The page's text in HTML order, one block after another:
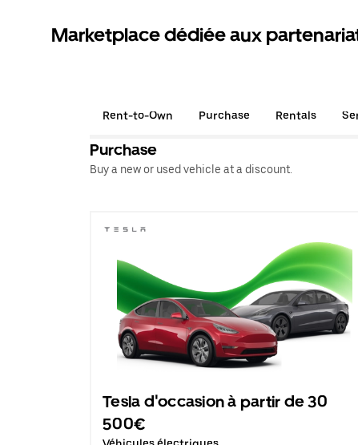
Marketplace dédiée aux
Rent-to-Own Purchase Rentals
Purchase
Buy a new or used vehicle at a discount.
Tesla d'occasion à partir de 30
500€